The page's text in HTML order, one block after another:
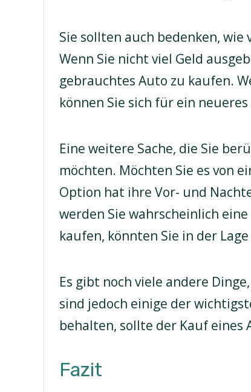
Sie sollten auch bedenken,
Wenn Sie nicht viel Geld
gebrauchtes Auto zu kaufen.
können Sie sich für ein
Eine weitere Sache, die Sie
möchten. Möchten Sie es von
Option hat ihre Vor- und
werden Sie wahrscheinlich
kaufen, könnten Sie in der
Es gibt noch viele andere
sind jedoch einige der
behalten, sollte der Kauf eines
Fazit